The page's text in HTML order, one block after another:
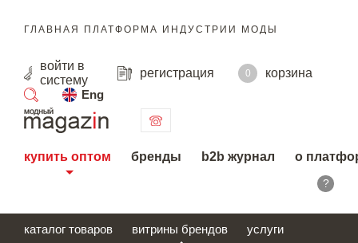
ГЛАВНАЯ ПЛАТФОРМА ИНДУСТРИИ МОДЫ
войти в
систему
регистрация 0
корзина
Eng
поиск
купить оптом бренды b2b журнал о
?
каталог товаров витрины брендов услуги